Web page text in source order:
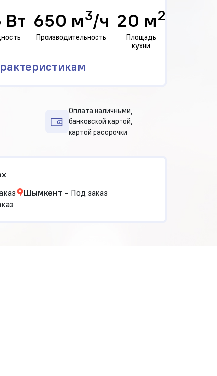
Вт 650 м3/ч
Производительность
20 м2
Площадь
кухни
Оплата наличными,
банковской картой,
картой рассрочки
Шымкент - Под заказ